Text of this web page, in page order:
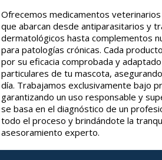
Ofrecemos medicamentos
que abarcan desde antiparasitarios y
dermatológicos hasta complementos
para patologías crónicas. Cada
por su eficacia comprobada y
particulares de tu mascota,
día. Trabajamos exclusivamente bajo
garantizando un uso responsable y
se basa en el diagnóstico de un
todo el proceso y brindándote la
asesoramiento experto.